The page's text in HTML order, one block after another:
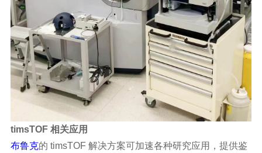
timsTOF 相关应用
布鲁克的 timsTOF 解决方案可加速各种研究应用，提供鉴